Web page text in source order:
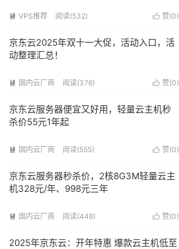
 赞(0)
 VPS推荐 阅读(532)
京东云2025年双十一大促，活动入口，活
动整理汇总！
 赞(0)
 国内云厂商 阅读(376)
京东云服务器便宜又好用，轻量云主机秒
杀价55元1年起
 赞(0)
 国内云厂商 阅读(555)
京东云服务器秒杀价，2核8G3M轻量云主
机328元/年、998元三年
 赞(0)
 国内云厂商 阅读(448)
2025年京东云：开年特惠 爆款云主机低至